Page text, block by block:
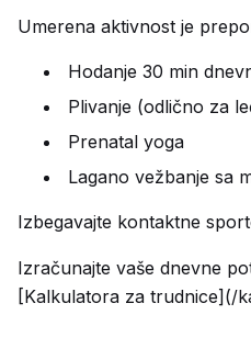
Umerena aktivnost je
Hodanje 30 min
Plivanje (odlično za
Prenatal yoga
Lagano vežbanje sa
Izbegavajte kontaktne
Izračunajte vaše dnevne
[Kalkulatora za trudnice](/